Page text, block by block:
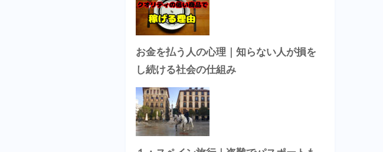
お金を払う人の心理｜知らない人が損を
し続ける社会の仕組み